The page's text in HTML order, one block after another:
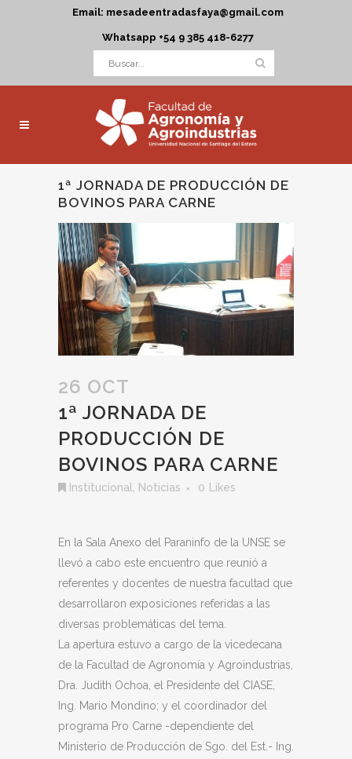
Email: mesadeentradasfaya@gmail.com
Whatsapp +54 9 385 418-6277
1ª JORNADA DE PRODUCCIÓN DE
BOVINOS PARA CARNE
26 OCT
1ª JORNADA DE
PRODUCCIÓN DE
BOVINOS PARA CARNE
Institucional Noticias 0 Likes
En la Sala Anexo del Paraninfo de la UNSE se
llevó a cabo este encuentro que reunió a
referentes y docentes de nuestra facultad que
desarrollaron exposiciones referidas a las
diversas problemáticas del tema.
La apertura estuvo a cargo de la vicedecana
de la Facultad de Agronomía y Agroindustrias,
Dra. Judith Ochoa, el Presidente del CIASE,
Ing. Mario Mondino; y el coordinador del
programa Pro Carne -dependiente del
Ministerio de Producción de Sgo. del Est.- Ing.